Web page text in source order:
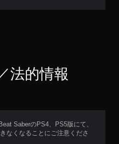
法的情報
SaberのPS4、PS5版にて、
なくなることにご注意くださ